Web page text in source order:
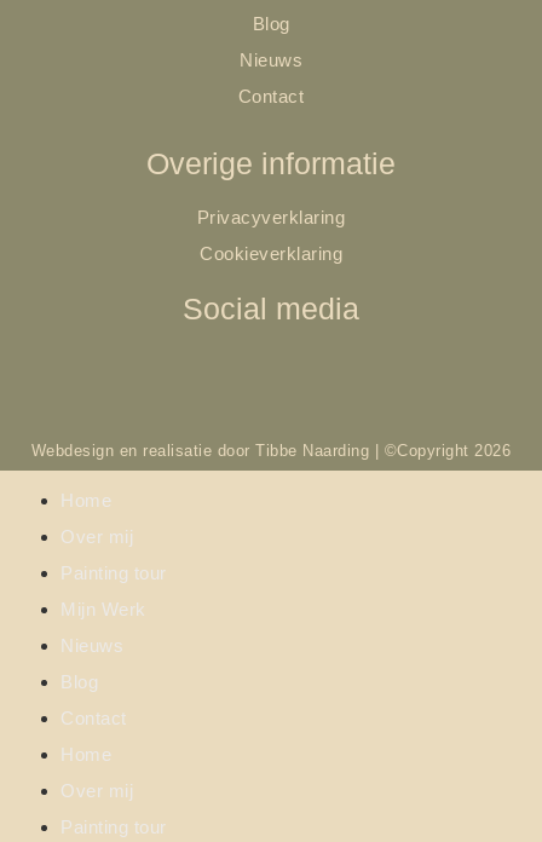
Blog
Nieuws
Contact
Overige informatie
Privacyverklaring
Cookieverklaring
Social media
Webdesign en realisatie door Tibbe Naarding | ©Copyright 2026
Home
Over mij
Painting tour
Mijn Werk
Nieuws
Blog
Contact
Home
Over mij
Painting tour